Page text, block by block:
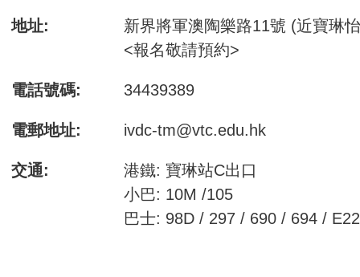
地址:
新界將軍澳陶樂路11號 (近寶琳
<報名敬請預約>
電話號碼: 34439389
電郵地址: ivdc-tm@vtc.edu.hk
交通:
港鐵: 寶琳站C出口
小巴: 10M /105
巴士: 98D / 297 / 690 / 694 /